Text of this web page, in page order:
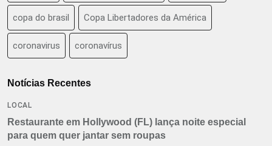
copa do brasil Copa Libertadores da América
coronavirus coronavírus
Notícias Recentes
LOCAL
Restaurante em Hollywood (FL) lança noite especial
para quem quer jantar sem roupas